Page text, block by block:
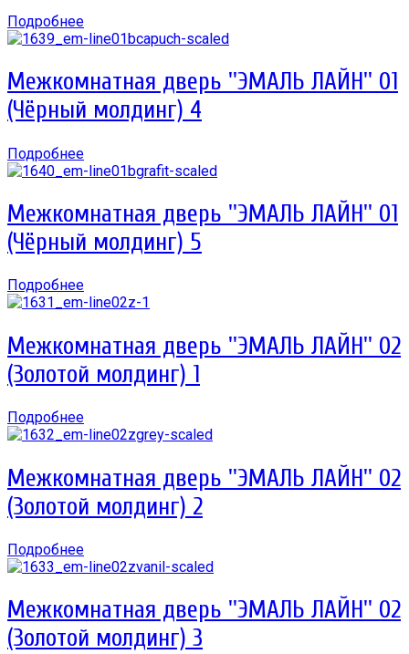
Подробнее
Межкомнатная дверь ''ЭМАЛЬ ЛАЙН'' 01
(Чёрный молдинг) 4
Подробнее
Межкомнатная дверь ''ЭМАЛЬ ЛАЙН'' 01
(Чёрный молдинг) 5
Подробнее
Межкомнатная дверь ''ЭМАЛЬ ЛАЙН'' 02
(Золотой молдинг) 1
Подробнее
Межкомнатная дверь ''ЭМАЛЬ ЛАЙН'' 02
(Золотой молдинг) 2
Подробнее
Межкомнатная дверь ''ЭМАЛЬ ЛАЙН'' 02
(Золотой молдинг) 3